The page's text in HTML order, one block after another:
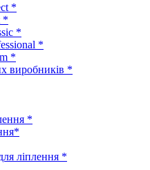
*
*
*
*
*
виробників *
*
ліплення *